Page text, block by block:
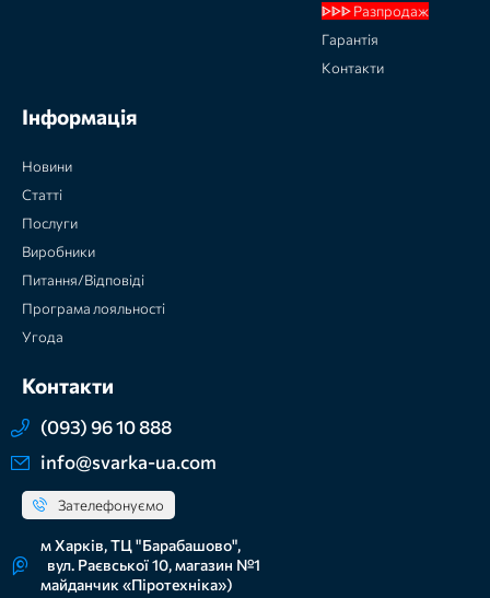
ᐈᐈᐈ Разпродаж
Гарантія
Контакти
Інформація
Новини
Статті
Послуги
Виробники
Питання/Відповіді
Програма лояльності
Угода
Контакти
(093) 96 10 888
info@svarka-ua.com
Зателефонуємо
м Харків, ТЦ "Барабашово",
вул. Раєвської 10, магазин №1
майданчик «Піротехніка»)